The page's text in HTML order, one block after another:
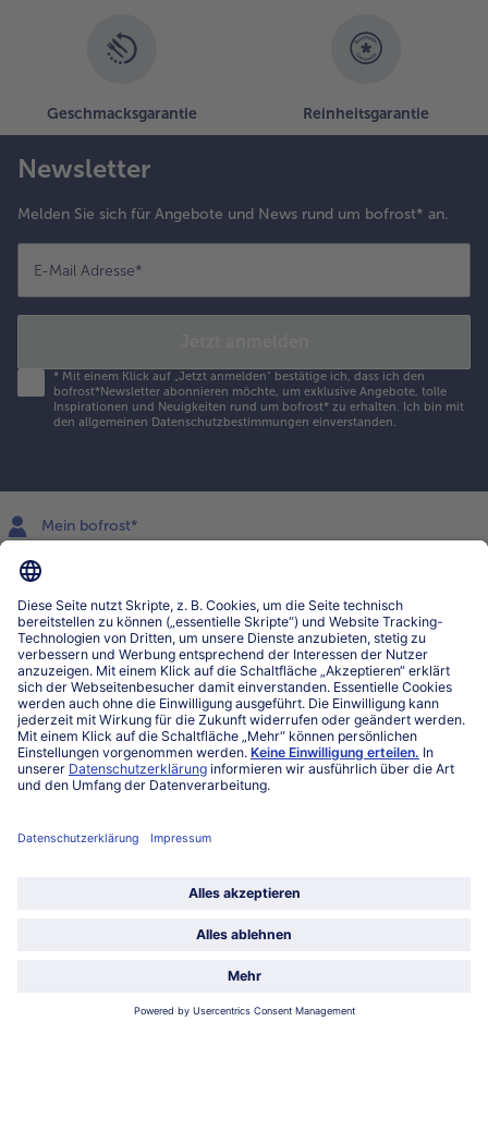
Geschmacksgarantie Reinheitsgarantie
Newsletter
Melden Sie sich für Angebote und News rund um bofrost* an.
E-Mail Adresse*
* Mit einem Klick auf „Jetzt anmelden" bestätige ich, dass ich den
bofrost*Newsletter abonnieren möchte, um exklusive Angebote, tolle
Inspirationen und Neuigkeiten rund um bofrost* zu erhalten. Ich bin mit
den allgemeinen Datenschutzbestimmungen einverstanden.
Mein bofrost*
www.bofrost.lu
027863232
Mo-Fr. von 7 bis 20 Uhr
Service
Über bofrost*